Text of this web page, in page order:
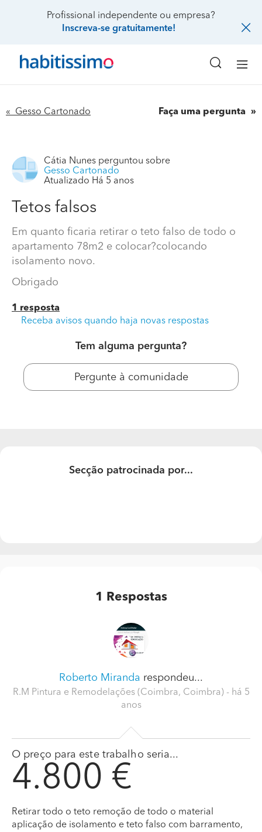
Profissional independente ou empresa?
Inscreva-se gratuitamente!
« Gesso Cartonado Faça uma pergunta
Cátia Nunes perguntou sobre
Gesso Cartonado
Atualizado Há 5 anos
Tetos falsos
Em quanto ficaria retirar o teto falso de todo o
apartamento 78m2 e colocar?colocando
isolamento novo.
Obrigado
1 resposta
Receba avisos quando haja novas respostas
Tem alguma pergunta?
Pergunte à comunidade
Secção patrocinada por...
1 Respostas
Roberto Miranda respondeu...
R.M Pintura e Remodelações (Coimbra, Coimbra) - há 5
anos
O preço para este trabalho seria...
4.800 €
Retirar todo o teto remoção de todo o material
aplicação de isolamento e teto falso com barramento,